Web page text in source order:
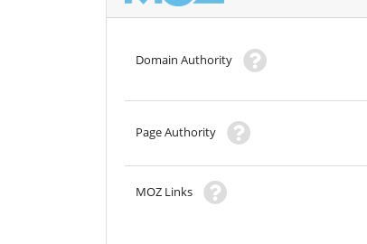
Domain Authority
Page Authority
MOZ Links